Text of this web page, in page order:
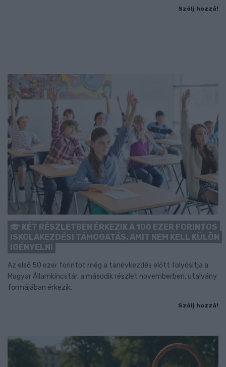
Szólj hozzá!
KÉT RÉSZLETBEN ÉRKEZIK A 100 EZER FORINTOS
ISKOLAKEZDÉSI TÁMOGATÁS, AMIT NEM KELL KÜLÖN
IGÉNYELNI
Az első 50 ezer forintot még a tanévkezdés előtt folyósítja a
Magyar Államkincstár, a második részlet novemberben, utalvány
formájában érkezik.
Szólj hozzá!